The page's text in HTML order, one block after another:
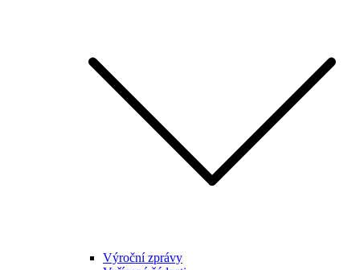
Výroční zprávy